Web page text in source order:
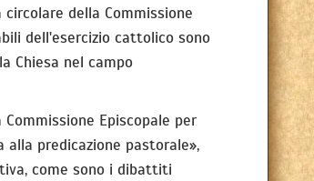
della Commissione
dell'esercizio cattolico sono
Chiesa nel campo
Episcopale per
predicazione pastorale»,
come sono i dibattiti